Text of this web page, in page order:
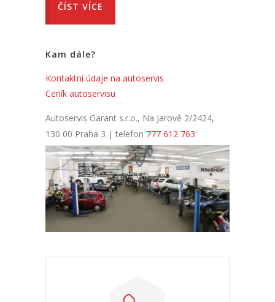
ČÍST VÍCE
Kam dále?
Kontaktní údaje na autoservis
Ceník autoservisu
Autoservis Garant s.r.o., Na Jarově 2/2424,
130 00 Praha 3 | telefon 777 612 763